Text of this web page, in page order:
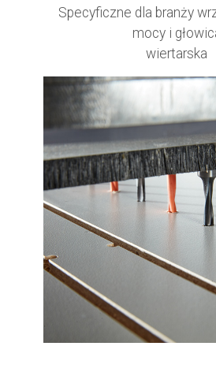
Specyficzne dla branży
mocy i
wiertarska